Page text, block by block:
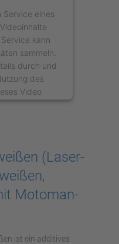
Service eines
kann
sammeln.
durch und
des
Video
Consent
(Laser-
Motoman-
ist ein additives